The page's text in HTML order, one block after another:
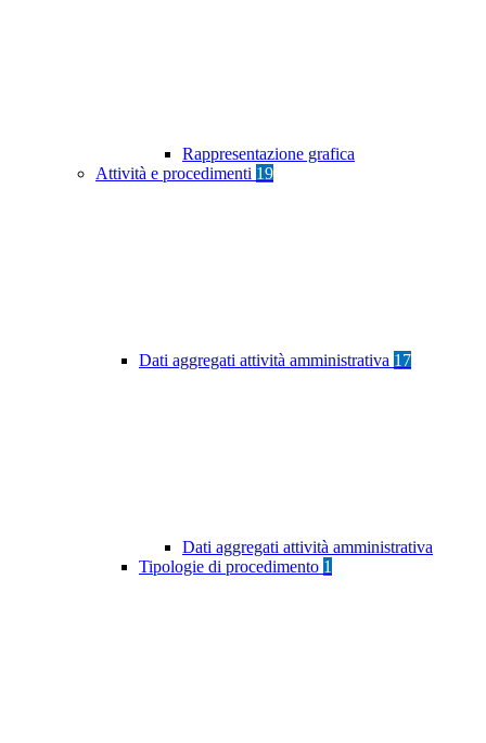
Rappresentazione grafica
Attività e procedimenti 19
Dati aggregati attività amministrativa 17
Dati aggregati attività amministrativa
Tipologie di procedimento 1